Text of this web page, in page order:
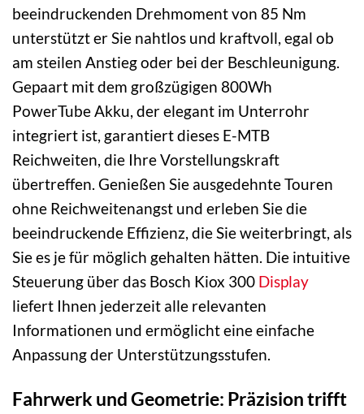
beeindruckenden Drehmoment von 85 Nm
unterstützt er Sie nahtlos und kraftvoll, egal ob
am steilen Anstieg oder bei der Beschleunigung.
Gepaart mit dem großzügigen 800Wh
PowerTube Akku, der elegant im Unterrohr
integriert ist, garantiert dieses E-MTB
Reichweiten, die Ihre Vorstellungskraft
übertreffen. Genießen Sie ausgedehnte Touren
ohne Reichweitenangst und erleben Sie die
beeindruckende Effizienz, die Sie weiterbringt, als
Sie es je für möglich gehalten hätten. Die intuitive
Steuerung über das Bosch Kiox 300 Display
liefert Ihnen jederzeit alle relevanten
Informationen und ermöglicht eine einfache
Anpassung der Unterstützungsstufen.
Fahrwerk und Geometrie: Präzision trifft